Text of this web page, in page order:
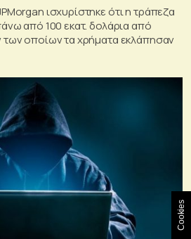
ισχυρίστηκε ότι η τράπεζα
από 100 εκατ. δολάρια από
οποίων τα χρήματα εκλάπησαν
Cookies